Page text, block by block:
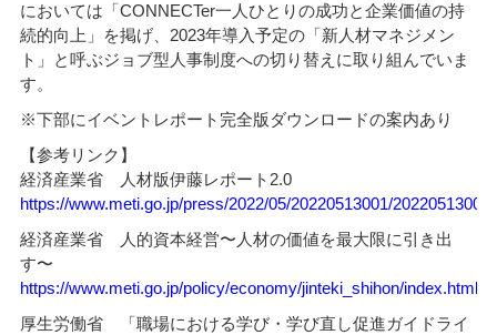
においては「CONNECTer一人ひとりの成功と企業価値の持
続的向上」を掲げ、2023年導入予定の「新人材マネジメン
ト」と呼ぶジョブ型人事制度への切り替えに取り組んでいま
す。
※下部にイベントレポート完全版ダウンロードの案内あり
【参考リンク】
経済産業省 人材版伊藤レポート2.0
https://www.meti.go.jp/press/2022/05/20220513001/
経済産業省 人的資本経営〜人材の価値を最大限に引き出
す〜
https://www.meti.go.jp/policy/economy/jinteki_shihon/index.html
厚生労働省 「職場における学び・学び直し促進ガイドライ